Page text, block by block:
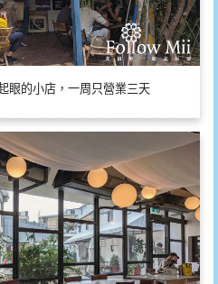
眼的小店，一周只營業三天